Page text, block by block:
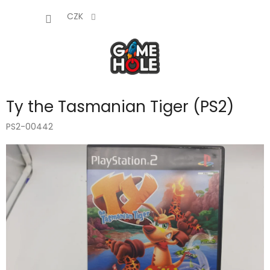
CZK
Ty the Tasmanian Tiger (PS2)
PS2-00442